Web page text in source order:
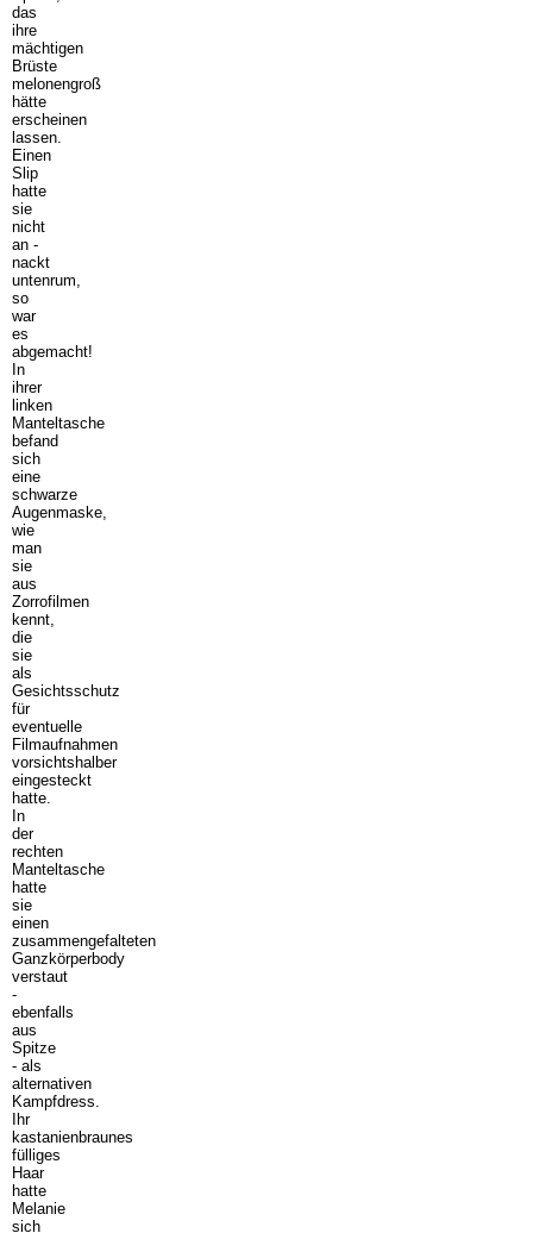
das
ihre
mächtigen
Brüste
melonengroß
hätte
erscheinen
lassen.
Einen
Slip
hatte
sie
nicht
an -
nackt
untenrum,
so
war
es
abgemacht!
In
ihrer
linken
Manteltasche
befand
sich
eine
schwarze
Augenmaske,
wie
man
sie
aus
Zorrofilmen
kennt,
die
sie
als
Gesichtsschutz
für
eventuelle
Filmaufnahmen
vorsichtshalber
eingesteckt
hatte.
In
der
rechten
Manteltasche
hatte
sie
einen
zusammengefalteten
Ganzkörperbody
verstaut
-
ebenfalls
aus
Spitze
- als
alternativen
Kampfdress.
Ihr
kastanienbraunes
fülliges
Haar
hatte
Melanie
sich